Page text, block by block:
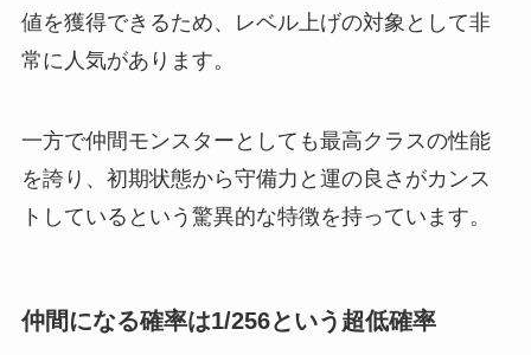
値を獲得できるため、レベル上げの対象として非
常に人気があります。
一方で仲間モンスターとしても最高クラスの性能
を誇り、初期状態から守備力と運の良さがカンス
トしているという驚異的な特徴を持っています。
仲間になる確率は1/256という超低確率